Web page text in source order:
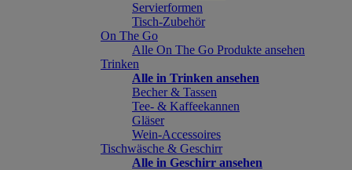
Servierformen
Tisch-Zubehör
On The Go
Alle On The Go Produkte ansehen
Trinken
Alle in Trinken ansehen
Becher & Tassen
Tee- & Kaffeekannen
Gläser
Wein-Accessoires
Tischwäsche & Geschirr
Alle in Geschirr ansehen